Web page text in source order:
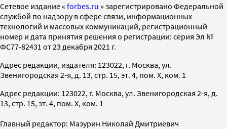
Cетевое издание « forbes.ru » зарегистрировано Федеральной
службой по надзору в сфере связи, информационных
технологий и массовых коммуникаций, регистрационный
номер и дата принятия решения о регистрации: серия Эл №
ФС77-82431 от 23 декабря 2021 г.
Адрес редакции, издателя: 123022, г. Москва, ул.
Звенигородская 2-я, д. 13, стр. 15, эт. 4, пом. X, ком. 1
Адрес редакции: 123022, г. Москва, ул. Звенигородская 2-я, д.
13, стр. 15, эт. 4, пом. X, ком. 1
Главный редактор: Мазурин Николай Дмитриевич